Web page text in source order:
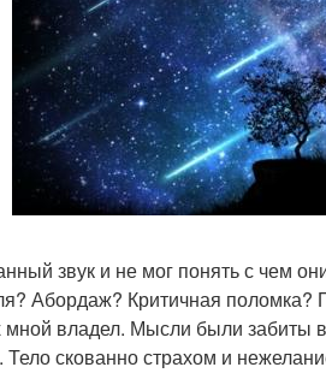
звук и не мог понять с чем
Абордаж? Критичная поломка?
владел. Мысли были забиты
скованно страхом и